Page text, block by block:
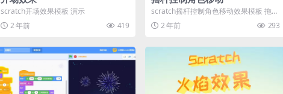
scratch开场效果模板 演示
2 年前
419
scratch摇杆控制角色移动效果模板 拖动
摇杆使角色前后移动 演示
2 年前 293